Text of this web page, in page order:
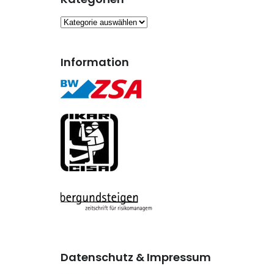
Kategorien
Information
Datenschutz & Impressum